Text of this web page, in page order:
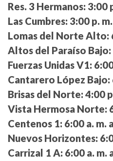
Res. 3 Hermanos: 3:00
Las Cumbres: 3:00 p.
Lomas del Norte Alto:
Altos del Paraíso Bajo:
Fuerzas Unidas V1:
Cantarero López Bajo:
Brisas del Norte: 4:00
Vista Hermosa Norte:
Centenos 1: 6:00 a. m.
Nuevos Horizontes:
Carrizal 1 A: 6:00 a. m.